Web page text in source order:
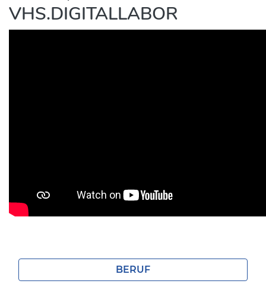
VHS.DIGITALLABOR
BERUF